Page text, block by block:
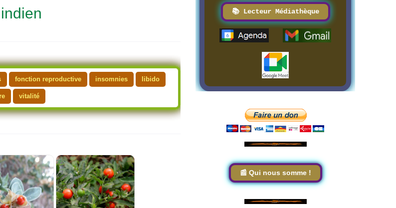
fonction reproductive insomnies libido
vitalité
📚 Lecteur Médiathèque
📰 Qui nous somme !